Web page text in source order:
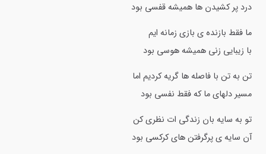
درد پر کشیدن ها همیشه قفسی بود
ما فقط بازنده ی بازی زمانه ایم
با زیبایی زنی همیشه هوسی بود
تن به تن با فاصله ها گریه کردیم اما
مسیر دلهای ما که فقط نفسی بود
تو به سایه بان زندگی ات نظری کن
آن سایه ی پرگرفتن های کرکسی بود